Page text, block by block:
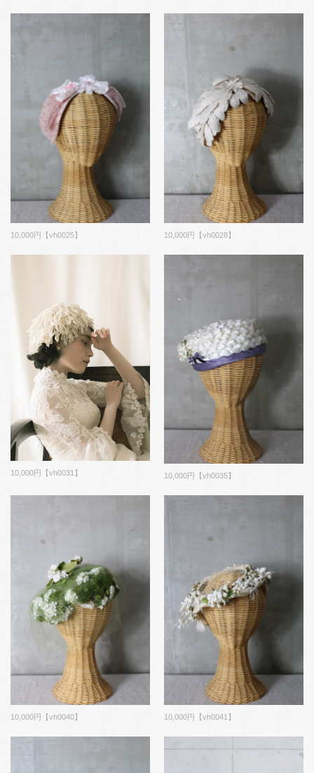
10,000円【vh0025】 10,000円【vh0028】
10,000円【vh0031】 10,000円【vh0035】
10,000円【vh0040】 10,000円【vh0041】